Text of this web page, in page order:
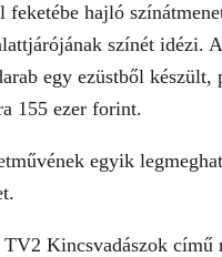
feketébe hajló
színét
egy ezüstből
155 ezer forint.
egyik
Kincsvadászok című